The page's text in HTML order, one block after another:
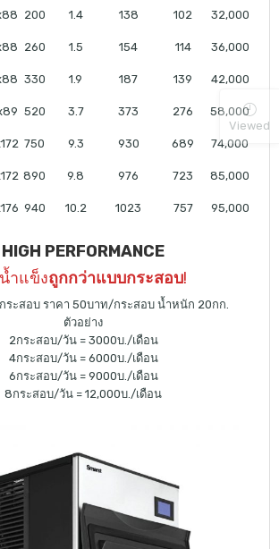
200 1.4 138 102 32,000
260 1.5 154 114 36,000
330 1.9 187 139 42,000
520 3.7 373 276 58,000
750 9.3 930 689 74,000
890 9.8 976 723 85,000
940 10.2 1023 757 95,000
HIGH PERFORMANCE
ำแข็งถูกกว่าแบบกระสอบ!
ระสอบ ราคา 50บาท/กระสอบ น้ำหนัก 20กก.
ตัวอย่าง
2กระสอบ/วัน = 3000บ./เดือน
4กระสอบ/วัน = 6000บ./เดือน
6กระสอบ/วัน = 9000บ./เดือน
8กระสอบ/วัน = 12,000บ./เดือน
Viewed